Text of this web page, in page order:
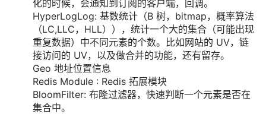
化的时候，会通知到订阅的客户端，回调。
HyperLogLog: 基数统计（B 树，bitmap，概率算法
（LC,LLC，HLL）），统计一个大的集合（可能出现
重复数据）中不同元素的个数。比如网站的 UV，链
接访问的 UV，以及做合并的功能，还有留存。
Geo 地址位置信息
Redis Module : Redis 拓展模块
BloomFilter: 布隆过滤器，快速判断一个元素是否在
集合中。